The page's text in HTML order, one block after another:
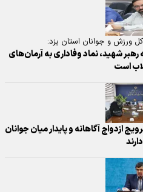
ورزش و جوانان استان یزد:
رهبر شهید، نماد وفاداری به آرمان‌های
است
ازدواج آگاهانه و پایدار میان جوانان
دارند